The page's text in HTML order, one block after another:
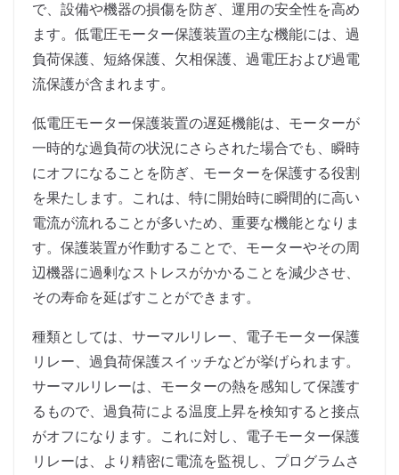
で、設備や機器の損傷を防ぎ、運用の安全性を高め
ます。低電圧モーター保護装置の主な機能には、過
負荷保護、短絡保護、欠相保護、過電圧および過電
流保護が含まれます。
低電圧モーター保護装置の遅延機能は、モーターが
一時的な過負荷の状況にさらされた場合でも、瞬時
にオフになることを防ぎ、モーターを保護する役割
を果たします。これは、特に開始時に瞬間的に高い
電流が流れることが多いため、重要な機能となりま
す。保護装置が作動することで、モーターやその周
辺機器に過剰なストレスがかかることを減少させ、
その寿命を延ばすことができます。
種類としては、サーマルリレー、電子モーター保護
リレー、過負荷保護スイッチなどが挙げられます。
サーマルリレーは、モーターの熱を感知して保護す
るもので、過負荷による温度上昇を検知すると接点
がオフになります。これに対し、電子モーター保護
リレーは、より精密に電流を監視し、プログラムさ